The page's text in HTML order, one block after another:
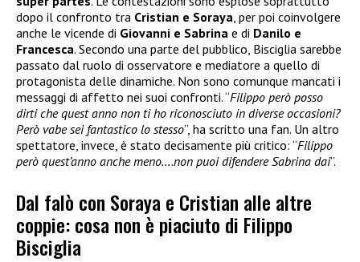
dopo il confronto tra Cristian e Soraya, per poi coinvolgere
anche le vicende di Giovanni e Sabrina e di Danilo e
Francesca. Secondo una parte del pubblico, Bisciglia sarebbe
passato dal ruolo di osservatore e mediatore a quello di
protagonista delle dinamiche. Non sono comunque mancati i
messaggi di affetto nei suoi confronti. “Filippo però posso
dirti che quest anno non ti ho riconosciuto in diverse occasioni?
Però vabe sei fantastico lo stesso”, ha scritto una fan. Un altro
spettatore, invece, è stato decisamente più critico: “Filippo
però quest’anno anche meno….non puoi difendere Sabrina dai”.
Dal falò con Soraya e Cristian alle altre
coppie: cosa non è piaciuto di Filippo
Bisciglia